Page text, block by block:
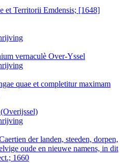
et Territorii Emdensis; [1648]
vernaculè Over-Yssel
quae et completitur maximam
der landen, steeden, dorpen,
oude en nieuwe namens, in dit
1660